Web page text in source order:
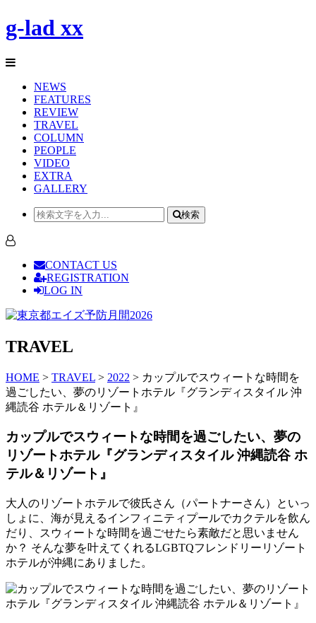
g-lad xx
NEWS
FEATURES
REVIEW
TRAVEL
COLUMN
PEOPLE
VIDEO
EXTRA
GALLERY
検索
CONTACT US
REGISTRATION
LOG IN
TRAVEL
HOME > TRAVEL > 2022 > カップルでスウィートな時間を
過ごしたい、夢のリゾートホテル『グランディスタイル 沖
縄読谷 ホテル＆リゾート』
カップルでスウィートな時間を過ごしたい、夢の
リゾートホテル『グランディスタイル 沖縄読谷 ホ
テル＆リゾート』
大人のリゾートホテルで彼氏さん（パートナーさん）といっ
しょに、海が見えるインフィニティプールでカクテルを飲ん
だり、スウィートな時間を過ごせたら素敵だと思いません
か？ そんな夢を叶えてくれるLGBTQフレンドリーリゾート
ホテルが沖縄にありました。